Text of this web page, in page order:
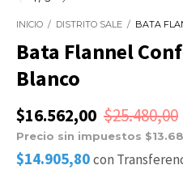
INICIO / DISTRITO SALE / BATA
Bata Flannel
Blanco
$16.562,00 $25.480,00
Precio sin impuestos
$14.905,80con